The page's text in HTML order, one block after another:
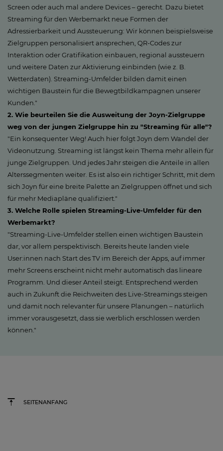
Screen oder auch mal andere Devices – gerecht. Dazu bietet
Streaming für den Werbemarkt neue Formen der
Adressierbarkeit und Aussteuerung: Wir können beispielsweise
Zielgruppen personalisiert ansprechen, QR-Codes zur
Interaktion oder Gratifikation einbauen, regional aussteuern
und weitere Daten zur Aktivierung einbinden (wie z. B.
Wetterdaten). Streaming-Umfelder bilden damit einen
wichtigen Baustein für die Bewegtbildkampagnen unserer
Kunden."
2. Wie beurteilen Sie die Ausweitung der Joyn-Zielgruppe
weg von der jungen Zielgruppe hin zu "Streaming für alle"?
"Ein konsequenter Weg! Auch hier folgt Joyn dem Wandel der
Videonutzung. Streaming ist längst kein Thema mehr allein für
junge Zielgruppen. Und jedes Jahr steigen die Anteile in allen
Alterssegmenten weiter. Es ist also ein richtiger Schritt, mit dem
sich Joyn für eine breite Palette an Zielgruppen öffnet und sich
für mehr Mediapläne qualifiziert."
3. Welche Rolle spielen Streaming-Live-Umfelder für den
Werbemarkt?
"Streaming-Live-Umfelder stellen einen wichtigen Baustein
dar, vor allem perspektivisch. Bereits heute landen viele
User:innen nach Start des TV im Bereich der Apps, auf immer
mehr Screens erscheint nicht mehr automatisch das lineare
Programm. Und dieser Anteil steigt. Entsprechend werden
auch in Zukunft die Reichweiten des Live-Streamings steigen
und damit noch relevanter für unsere Planungen – natürlich
immer vorausgesetzt, dass sie werblich erschlossen werden
können."
SEITENANFANG